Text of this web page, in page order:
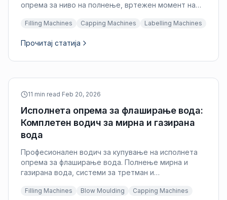
опрема за ниво на полнење, вртежен момент на
истекување.
Filling Machines Capping Machines Labelling Machines
Прочитај статија
11 min read·Feb 20, 2026
Исполнета опрема за флаширање вода:
Комплетен водич за мирна и газирана
вода
Професионален водич за купување на исполнета
опрема за флаширање вода. Полнење мирна и
газирана вода, системи за третман и
вода.
Filling Machines Blow Moulding Capping Machines